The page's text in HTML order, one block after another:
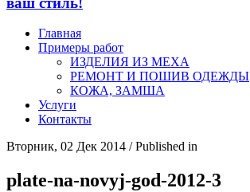
Главная
Примеры работ
ИЗДЕЛИЯ ИЗ МЕХА
РЕМОНТ И ПОШИВ ОДЕЖДЫ
КОЖА, ЗАМША
Услуги
Контакты
Вторник, 02 Дек 2014 /Published in
plate-na-novyj-god-2012-3